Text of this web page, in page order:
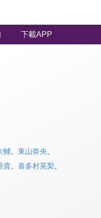
下載APP
輔、 東山奈央
貴、 喜多村英梨